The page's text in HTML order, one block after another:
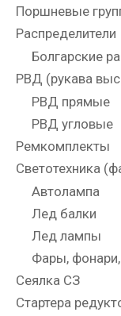
Поршневые
Распределители
Болгарские
РВД (рукава
РВД прямые
РВД угловые
Ремкомплекты
Светотехника
Автолампа
Лед балки
Лед лампы
Фары,
Сеялка СЗ
Стартера